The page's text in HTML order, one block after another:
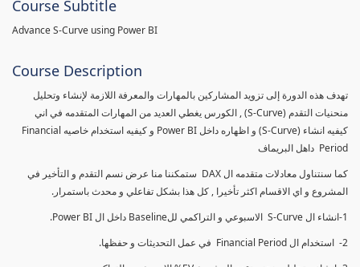
Course Subtitle
Advance S-Curve using Power BI
Course Description
تهدف هذه الدورة إلى تزويد المشاركين بالمهارات والمعرفة اللازمة لإنشاء وتحليل
منحنيات التقدم (S-Curve) , الكورس يغطي العديد من المهارات المتقدمه في اني
كيفيه انشاء (S-Curve) و اظهاره داخل Power BI و كيفيه استخدام خاصيه Financial
Period داهل البريماف
كما سنتناول معادلات متقدمه ال DAX ستمكننا منا عرض نسم التقدم و التأخير في
المشروع و اي الاقسام اكثر تأخيرا , كل هذا بشكل تفاعلي و محدث باستمرار.
1-انشاء ال S-Curve الاسبوعي و التراكمي للBaseline داخل ال Power BI.
2- استخدام ال Financial Period في عمل التحديثات و حفظها.